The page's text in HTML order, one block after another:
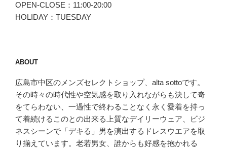
OPEN-CLOSE：11:00-20:00
HOLIDAY：TUESDAY
ABOUT
広島市中区のメンズセレクトショップ、alta sottoです。
その時々の時代性や空気感を取り入れながらも決して奇
をてらわない、一過性で終わることなく永く愛着を持っ
て着続けるこのとの出来る上質なデイリーウェア、ビジ
ネスシーンで「デキる」男を演出するドレスウエアを取
り揃えています。老若男女、誰からも好感を抱かれる